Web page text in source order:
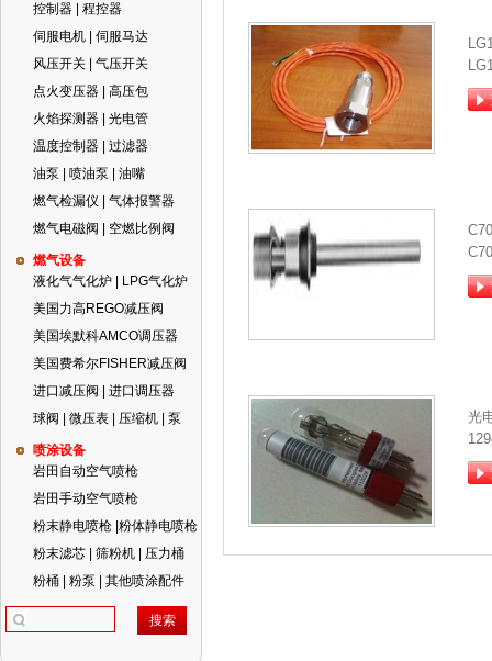
控制器 | 程控器
伺服电机 | 伺服马达
风压开关 | 气压开关
点火变压器 | 高压包
火焰探测器 | 光电管
温度控制器 | 过滤器
油泵 | 喷油泵 | 油嘴
燃气检漏仪 | 气体报警器
燃气电磁阀 | 空燃比例阀
燃气设备
液化气气化炉 | LPG气化炉
美国力高REGO减压阀
美国埃默科AMCO调压器
美国费希尔FISHER减压阀
进口减压阀 | 进口调压器
球阀 | 微压表 | 压缩机 | 泵
喷涂设备
岩田自动空气喷枪
岩田手动空气喷枪
粉末静电喷枪 |粉体静电喷枪
粉末滤芯 | 筛粉机 | 压力桶
粉桶 | 粉泵 | 其他喷涂配件
光